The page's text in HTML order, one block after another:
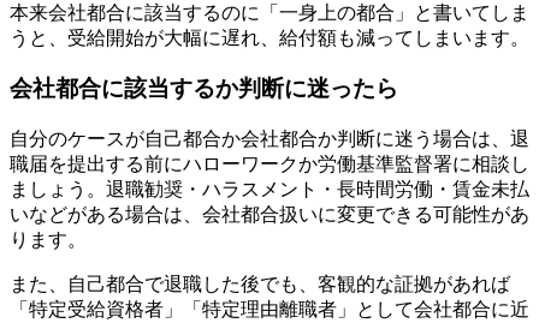
本来会社都合に該当するのに「一身上の都合」と書いてしま
うと、受給開始が大幅に遅れ、給付額も減ってしまいます。
会社都合に該当するか判断に迷ったら
自分のケースが自己都合か会社都合か判断に迷う場合は、退
職届を提出する前にハローワークか労働基準監督署に相談し
ましょう。退職勧奨・ハラスメント・長時間労働・賃金未払
いなどがある場合は、会社都合扱いに変更できる可能性があ
ります。
また、自己都合で退職した後でも、客観的な証拠があれば
「特定受給資格者」「特定理由離職者」として会社都合に近